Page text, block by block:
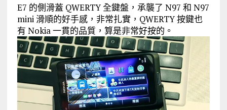
E7 的側滑蓋 QWERTY 全鍵盤，承襲了 N97 和 N97
mini 滑順的好手感，非常扎實，QWERTY 按鍵也
有 Nokia 一貫的品質，算是非常好按的。